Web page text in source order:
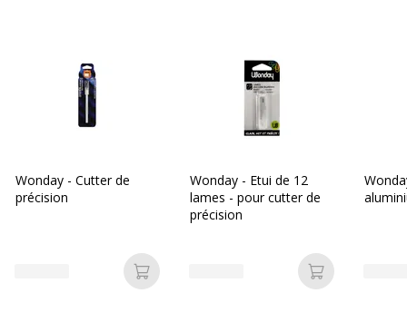
Wonday - Cutter de
précision
Ajouter au panier
Wonday - Etui de 12
lames - pour cutter de
précision
Ajouter au